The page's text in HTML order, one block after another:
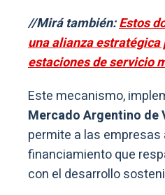
//Mirá también:Estos
una alianza
estaciones de servicio
Este mecanismo,
Mercado Argentino de
permite a las empresas
financiamiento que
con el desarrollo